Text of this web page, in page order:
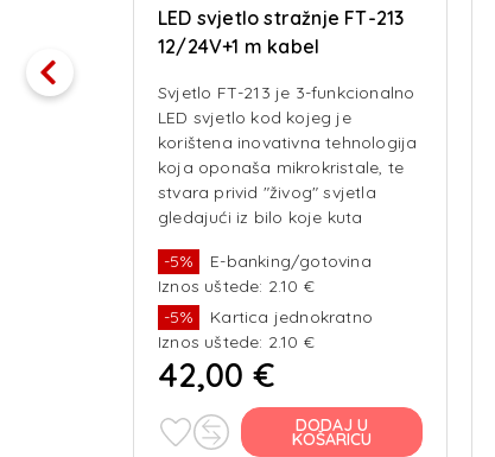
LED svjetlo stražnje FT-213
12/24V+1 m kabel
Svjetlo FT-213 je 3-funkcionalno
LED svjetlo kod kojeg je
korištena inovativna tehnologija
koja oponaša mikrokristale, te
stvara privid "živog" svjetla
gledajući iz bilo koje kuta
konstrukcija osigurava savršenu
vo
-5%
E-banking/gotovina
Iznos uštede: 2.10 €
-5%
Kartica jednokratno
Iznos uštede: 2.10 €
42,00 €
DODAJ U
KOŠARICU